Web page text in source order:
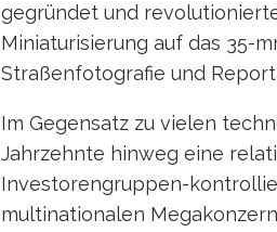
gegründet und
Miniaturisierung auf das 35-
Straßenfotografie und
Im Gegensatz zu vielen
Jahrzehnte hinweg eine
Investorengruppen-
multinationalen